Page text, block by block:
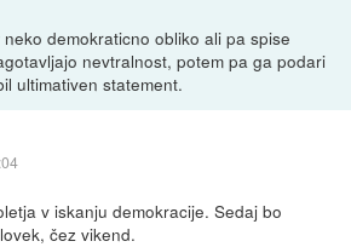
demokraticno obliko ali pa spise
nevtralnost, potem pa ga podari
ultimativen statement.
v iskanju demokracije. Sedaj bo
čez vikend.